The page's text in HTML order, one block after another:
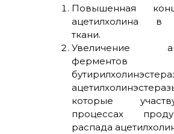
Повышенная
ацетилхолина в
ткани.
Увеличение
ферментов
которые
процессах
распада